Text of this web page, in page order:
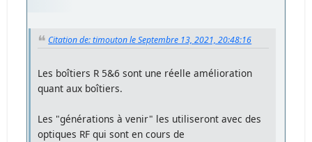
Citation de: timouton le Septembre 13, 2021, 20:48:16
Les boîtiers R 5&6 sont une réelle amélioration
quant aux boîtiers.
Les "générations à venir" les utiliseront avec des
optiques RF qui sont en cours de